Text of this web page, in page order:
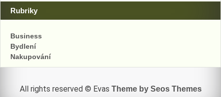
Rubriky
Business
Bydlení
Nakupování
All rights reserved © Evas Theme by Seos Themes